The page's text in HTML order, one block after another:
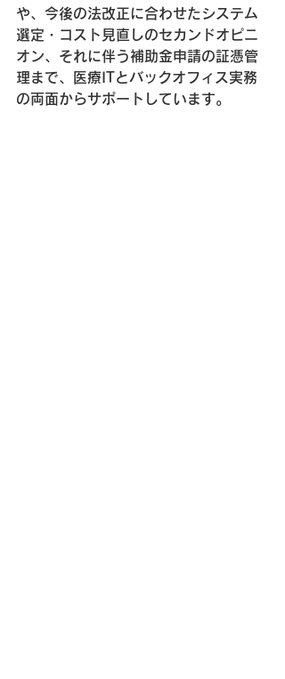
や、今後の法改正に合わせたシステム
選定・コスト見直しのセカンドオピニ
オン、それに伴う補助金申請の証憑管
理まで、医療ITとバックオフィス実務
の両面からサポートしています。